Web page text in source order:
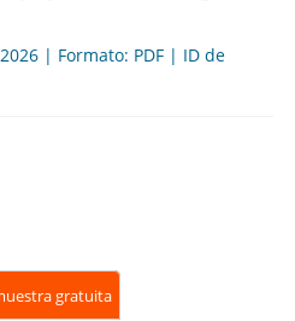
| Formato: PDF | ID de
gratuita